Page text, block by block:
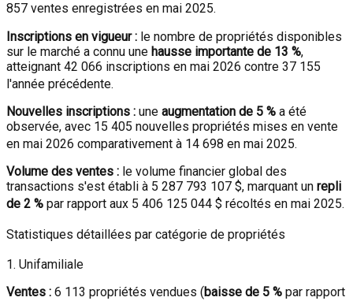
857 ventes enregistrées en mai 2025.
Inscriptions en vigueur : le nombre de propriétés disponibles
sur le marché a connu une hausse importante de 13 %,
atteignant 42 066 inscriptions en mai 2026 contre 37 155
l'année précédente.
Nouvelles inscriptions : une augmentation de 5 % a été
observée, avec 15 405 nouvelles propriétés mises en vente
en mai 2026 comparativement à 14 698 en mai 2025.
Volume des ventes : le volume financier global des
transactions s'est établi à 5 287 793 107 $, marquant un repli
de 2 % par rapport aux 5 406 125 044 $ récoltés en mai 2025.
Statistiques détaillées par catégorie de propriétés
1. Unifamiliale
Ventes : 6 113 propriétés vendues ( baisse de 5 % par rapport